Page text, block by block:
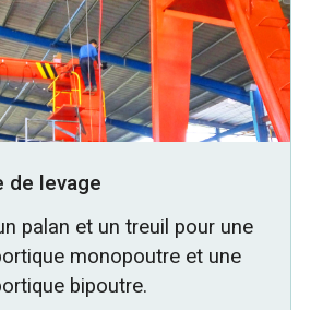
de levage
palan et un treuil pour une
monopoutre et une
bipoutre.